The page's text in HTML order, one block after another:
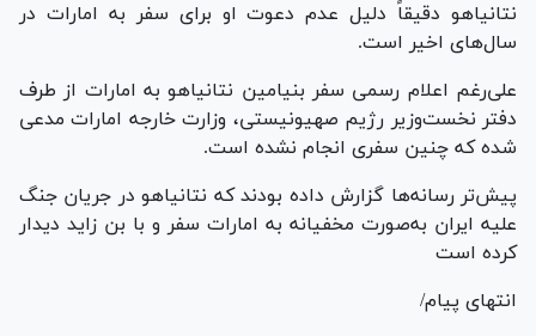
نتانیاهو دقیقاً دلیل عدم دعوت او برای سفر به امارات در
سال‌های اخیر است.
علی‌رغم اعلام رسمی سفر بنیامین نتانیاهو به امارات از طرف
دفتر نخست‌وزیر رژیم صهیونیستی، وزارت خارجه امارات مدعی
شده که چنین سفری انجام نشده است.
پیش‌تر رسانه‌ها گزارش داده بودند که نتانیاهو در جریان جنگ
علیه ایران به‌صورت مخفیانه به امارات سفر و با بن زاید دیدار
کرده است
انتهای پیام/